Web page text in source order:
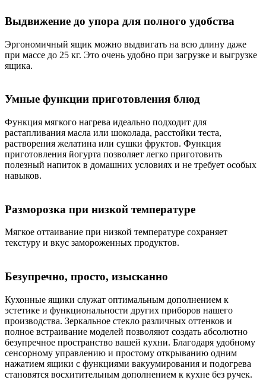
Выдвижение до упора для полного удобства
Эргономичный ящик можно выдвигать на всю длину даже
при массе до 25 кг. Это очень удобно при загрузке и выгрузке
ящика.
Умные функции приготовления блюд
Функция мягкого нагрева идеально подходит для
растапливания масла или шоколада, расстойки теста,
растворения желатина или сушки фруктов. Функция
приготовления йогурта позволяет легко приготовить
полезный напиток в домашних условиях и не требует особых
навыков.
Разморозка при низкой температуре
Мягкое оттаивание при низкой температуре сохраняет
текстуру и вкус замороженных продуктов.
Безупречно, просто, изысканно
Кухонные ящики служат оптимальным дополнением к
эстетике и функциональности других приборов нашего
производства. Зеркальное стекло различных оттенков и
полное встраивание моделей позволяют создать абсолютно
безупречное пространство вашей кухни. Благодаря удобному
сенсорному управлению и простому открыванию одним
нажатием ящики с функциями вакуумирования и подогрева
становятся восхитительным дополнением к кухне без ручек.